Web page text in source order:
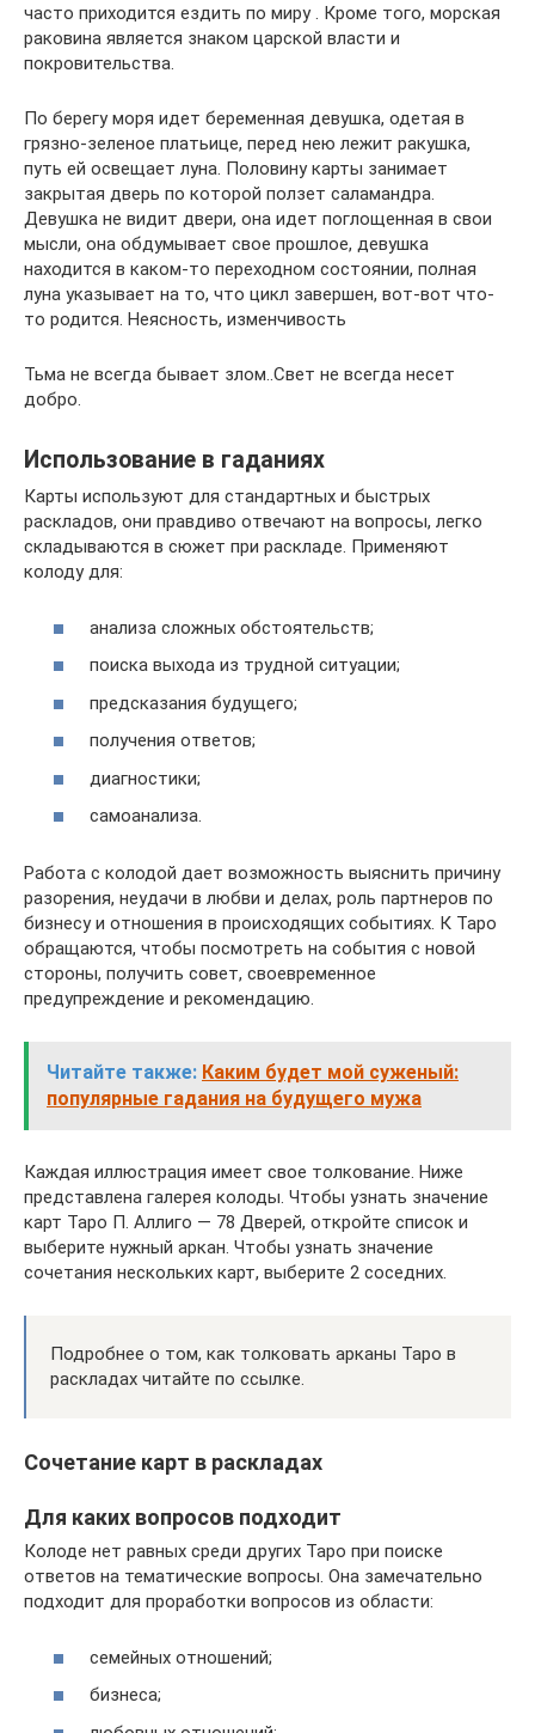
часто приходится ездить по миру . Кроме того, морская
раковина является знаком царской власти и
покровительства.
По берегу моря идет беременная девушка, одетая в
грязно-зеленое платьице, перед нею лежит ракушка,
путь ей освещает луна. Половину карты занимает
закрытая дверь по которой ползет саламандра.
Девушка не видит двери, она идет поглощенная в свои
мысли, она обдумывает свое прошлое, девушка
находится в каком-то переходном состоянии, полная
луна указывает на то, что цикл завершен, вот-вот что-
то родится. Неясность, изменчивость
Тьма не всегда бывает злом..Свет не всегда несет
добро.
Использование в гаданиях
Карты используют для стандартных и быстрых
раскладов, они правдиво отвечают на вопросы, легко
складываются в сюжет при раскладе. Применяют
колоду для:
анализа сложных обстоятельств;
поиска выхода из трудной ситуации;
предсказания будущего;
получения ответов;
диагностики;
самоанализа.
Работа с колодой дает возможность выяснить причину
разорения, неудачи в любви и делах, роль партнеров по
бизнесу и отношения в происходящих событиях. К Таро
обращаются, чтобы посмотреть на события с новой
стороны, получить совет, своевременное
предупреждение и рекомендацию.
Читайте также: Каким будет мой суженый:
популярные гадания на будущего мужа
Каждая иллюстрация имеет свое толкование. Ниже
представлена галерея колоды. Чтобы узнать значение
карт Таро П. Аллиго — 78 Дверей, откройте список и
выберите нужный аркан. Чтобы узнать значение
сочетания нескольких карт, выберите 2 соседних.
Подробнее о том, как толковать арканы Таро в
раскладах читайте по ссылке.
Сочетание карт в раскладах
Для каких вопросов подходит
Колоде нет равных среди других Таро при поиске
ответов на тематические вопросы. Она замечательно
подходит для проработки вопросов из области:
семейных отношений;
бизнеса;